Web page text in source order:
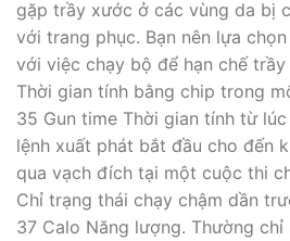
gặp trầy xước ở các vùng da bị
với trang phục. Bạn nên lựa
với việc chạy bộ để hạn chế
Thời gian tính bằng chip trong
35 Gun time Thời gian tính từ
lệnh xuất phát bắt đầu cho đến
qua vạch đích tại một cuộc thi
Chỉ trạng thái chạy chậm dần
37 Calo Năng lượng. Thường